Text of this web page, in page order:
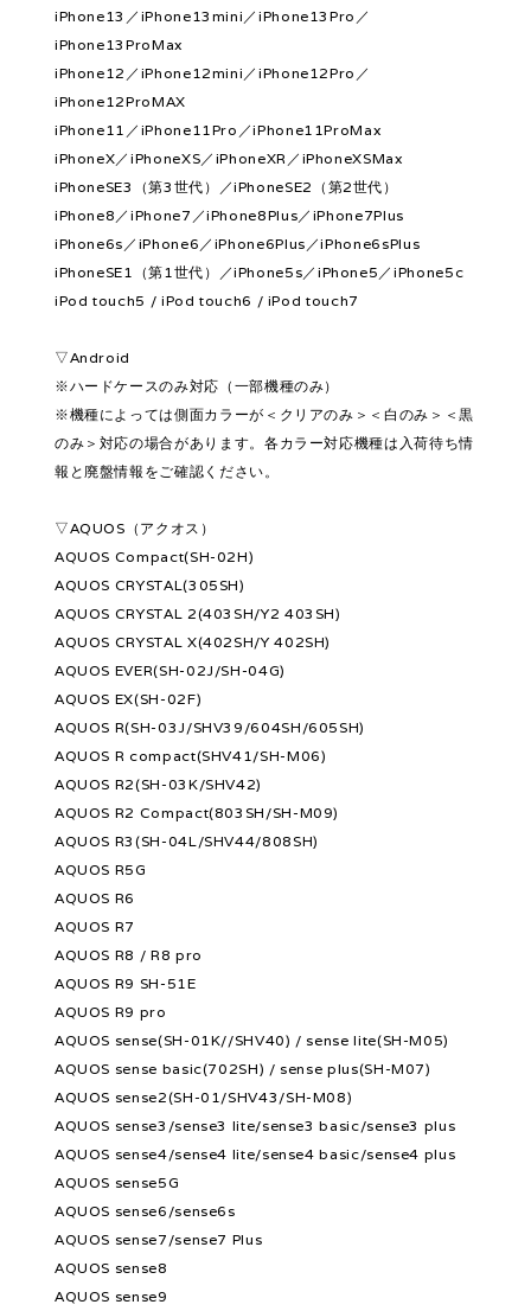
iPhone13／iPhone13mini／iPhone13Pro／
iPhone13ProMax
iPhone12／iPhone12mini／iPhone12Pro／
iPhone12ProMAX
iPhone11／iPhone11Pro／iPhone11ProMax
iPhoneX／iPhoneXS／iPhoneXR／iPhoneXSMax
iPhoneSE3（第3世代）／iPhoneSE2（第2世代）
iPhone8／iPhone7／iPhone8Plus／iPhone7Plus
iPhone6s／iPhone6／iPhone6Plus／iPhone6sPlus
iPhoneSE1（第1世代）／iPhone5s／iPhone5／iPhone5c
iPod touch5 / iPod touch6 / iPod touch7
▽Android
※ハードケースのみ対応（一部機種のみ）
※機種によっては側面カラーが＜クリアのみ＞＜白のみ＞＜黒
のみ＞対応の場合があります。各カラー対応機種は入荷待ち情
報と廃盤情報をご確認ください。
▽AQUOS（アクオス）
AQUOS Compact(SH-02H)
AQUOS CRYSTAL(305SH)
AQUOS CRYSTAL 2(403SH/Y2 403SH)
AQUOS CRYSTAL X(402SH/Y 402SH)
AQUOS EVER(SH-02J/SH-04G)
AQUOS EX(SH-02F)
AQUOS R(SH-03J/SHV39/604SH/605SH)
AQUOS R compact(SHV41/SH-M06)
AQUOS R2(SH-03K/SHV42)
AQUOS R2 Compact(803SH/SH-M09)
AQUOS R3(SH-04L/SHV44/808SH)
AQUOS R5G
AQUOS R6
AQUOS R7
AQUOS R8 / R8 pro
AQUOS R9 SH-51E
AQUOS R9 pro
AQUOS sense(SH-01K//SHV40) / sense lite(SH-M05)
AQUOS sense basic(702SH) / sense plus(SH-M07)
AQUOS sense2(SH-01/SHV43/SH-M08)
AQUOS sense3/sense3 lite/sense3 basic/sense3 plus
AQUOS sense4/sense4 lite/sense4 basic/sense4 plus
AQUOS sense5G
AQUOS sense6/sense6s
AQUOS sense7/sense7 Plus
AQUOS sense8
AQUOS sense9